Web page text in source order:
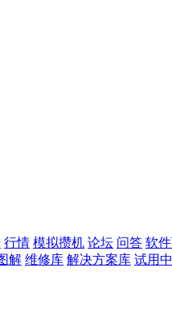
行情 模拟攒机 论坛 问答 软
解 维修库 解决方案库 试用